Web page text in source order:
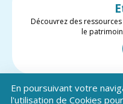
Découvrez des
le
En poursuivant votre
l'utilisation de Cookies